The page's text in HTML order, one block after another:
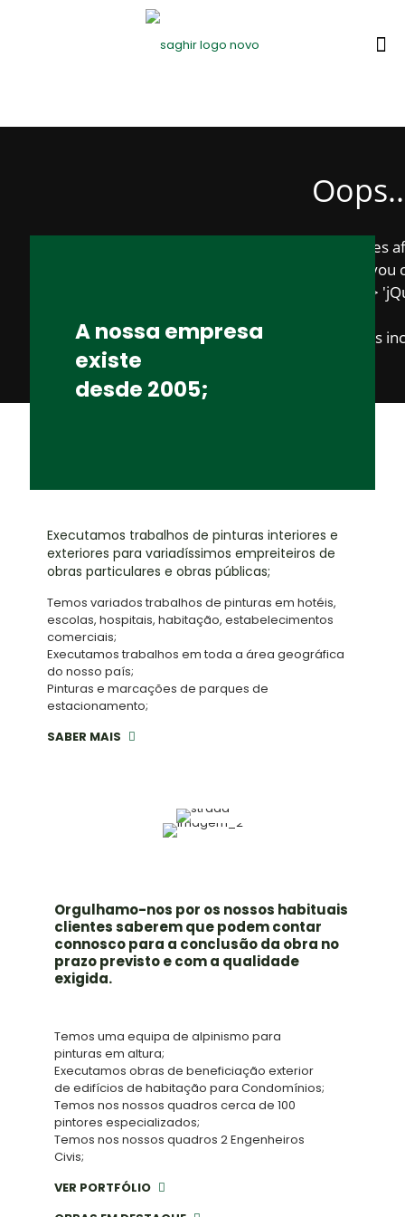
You have some jquery.js library include that comes
To fix this, you
1. Set 'Module General Options' -> 'Advanced' ->
2. Find the double jQuery.js
A nossa empresa
existe
desde 2005;
Executamos trabalhos de pinturas interiores e
exteriores para variadíssimos empreiteiros de
obras particulares e obras públicas;
Temos variados trabalhos de pinturas em hotéis,
escolas, hospitais, habitação, estabelecimentos
comerciais;
Executamos trabalhos em toda a área geográfica
do nosso país;
Pinturas e marcações de parques de
estacionamento;
SABER MAIS
Orgulhamo-nos por os nossos habituais
clientes saberem que podem contar
connosco para a conclusão da obra no
prazo previsto e com a qualidade
exigida.
Temos uma equipa de alpinismo para
pinturas em altura;
Executamos obras de beneficiação exterior
de edifícios de habitação para Condomínios;
Temos nos nossos quadros cerca de 100
pintores especializados;
Temos nos nossos quadros 2 Engenheiros
Civis;
VER PORTFÓLIO